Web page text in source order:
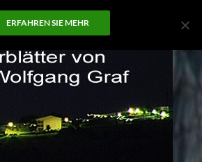
ERFAHREN SIE MEHR